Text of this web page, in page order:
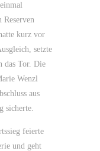
Reserven
kurz vor
setzte
das Tor. Die
Wenzl
aus
sicherte.
feierte
und geht